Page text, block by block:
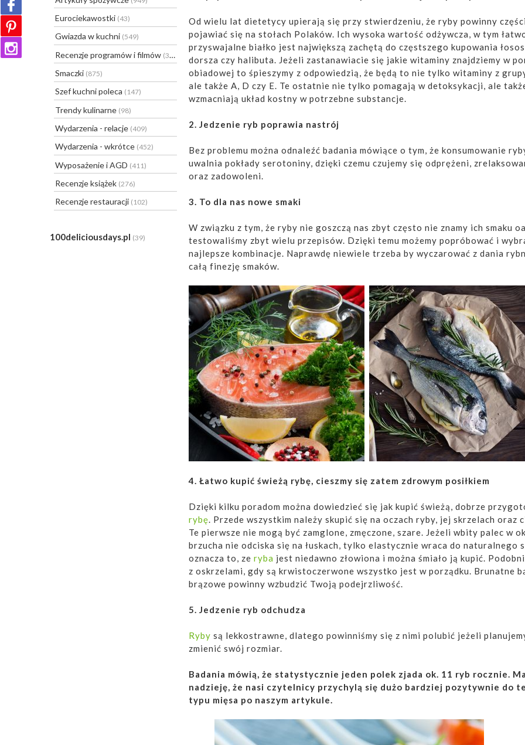
Eurociekawostki (43)
Gwiazda w kuchni (549)
Recenzje programów i filmów (31)
Smaczki (875)
Szef kuchni poleca (147)
Trendy kulinarne (98)
Wydarzenia - relacje (409)
Wydarzenia - wkrótce (452)
Wyposażenie i AGD (411)
Recenzje książek (276)
Recenzje restauracji (102)
100deliciousdays.pl (39)
Od wielu lat dietetycy upierają się przy stwierdzeniu, że ryby powinny
pojawiać się na stołach Polaków. Ich wysoka wartość odżywcza, w tym
przyswajalne białko jest największą zachętą do częstszego kupowania
dorsza czy halibuta. Jeżeli zastanawiacie się jakie witaminy znajdziemy w
obiadowej to śpieszymy z odpowiedzią, że będą to nie tylko witaminy z
ale także A, D czy E. Te ostatnie nie tylko pomagają w detoksykacji, ale
wzmacniają układ kostny w potrzebne substancje.
2. Jedzenie ryb poprawia nastrój
Bez problemu można odnaleźć badania mówiące o tym, że konsumowanie
uwalnia pokłady serotoniny, dzięki czemu czujemy się odprężeni,
oraz zadowoleni.
3. To dla nas nowe smaki
W związku z tym, że ryby nie goszczą nas zbyt często nie znamy ich smaku
testowaliśmy zbyt wielu przepisów. Dzięki temu możemy popróbować i
najlepsze kombinacje. Naprawdę niewiele trzeba by wyczarować z dania
całą finezję smaków.
4. Łatwo kupić świeżą rybę, cieszmy się zatem zdrowym posiłkiem
Dzięki kilku poradom można dowiedzieć się jak kupić świeżą, dobrze
rybę . Przede wszystkim należy skupić się na oczach ryby, jej skrzelach oraz
Te pierwsze nie mogą być zamglone, zmęczone, szare. Jeżeli wbity palec w
brzucha nie odciska się na łuskach, tylko elastycznie wraca do naturalnego
oznacza to, ze ryba jest niedawno złowiona i można śmiało ją kupić.
z oskrzelami, gdy są krwistoczerwone wszystko jest w porządku. Brunatne
brązowe powinny wzbudzić Twoją podejrzliwość.
5. Jedzenie ryb odchudza
Ryby są lekkostrawne, dlatego powinniśmy się z nimi polubić jeżeli
zmienić swój rozmiar.
Badania mówią, że statystycznie jeden polek zjada ok. 11 ryb rocznie.
nadzieję, że nasi czytelnicy przychylą się dużo bardziej pozytywnie do
typu mięsa po naszym artykule.